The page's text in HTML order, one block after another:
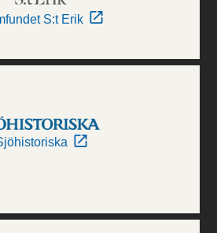
S:t Erik